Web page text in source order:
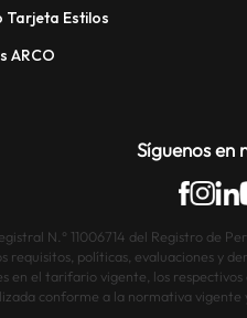
Estilos
ARCO
Síguenos en
N.° 11006714 del Registro de
políticas, evaluaciones y
en el tarifario vigente, los
conforme a la normativa vigente